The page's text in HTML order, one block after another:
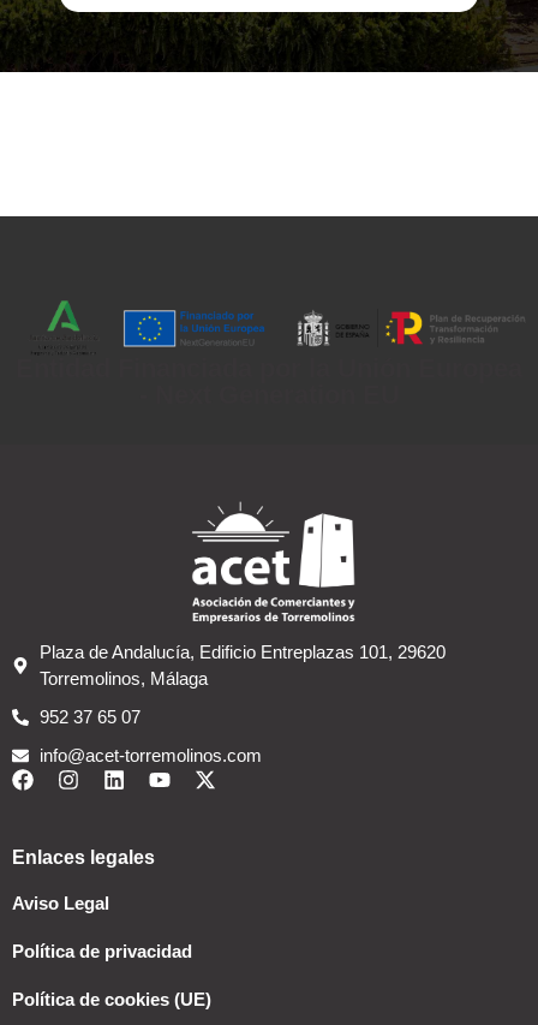
Plaza de Andalucía, Edificio Entreplazas 101, 29620
Torremolinos, Málaga
952 37 65 07
info@acet-torremolinos.com
Enlaces legales
Aviso Legal
Política de privacidad
Política de cookies (UE)